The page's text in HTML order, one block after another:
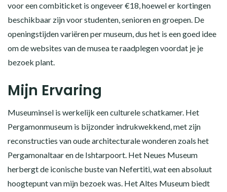
voor een combiticket is ongeveer €18, hoewel er kortingen
beschikbaar zijn voor studenten, senioren en groepen. De
openingstijden variëren per museum, dus het is een goed idee
om de websites van de musea te raadplegen voordat je je
bezoek plant.
Mijn Ervaring
Museuminsel is werkelijk een culturele schatkamer. Het
Pergamonmuseum is bijzonder indrukwekkend, met zijn
reconstructies van oude architecturale wonderen zoals het
Pergamonaltaar en de Ishtarpoort. Het Neues Museum
herbergt de iconische buste van Nefertiti, wat een absoluut
hoogtepunt van mijn bezoek was. Het Altes Museum biedt